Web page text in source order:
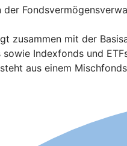
der
zusammen mit der
Indexfonds und
aus einem